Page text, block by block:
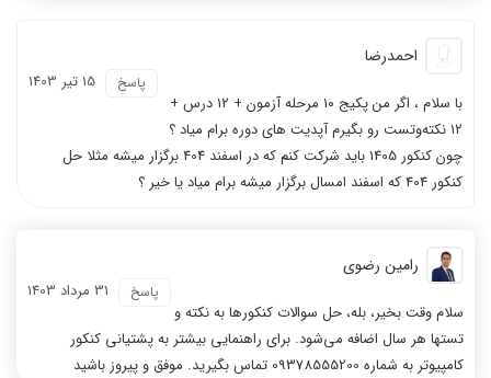
احمدرضا
15 تیر 1403 پاسخ
با سلام ، اگر من پکیج ۱۰ مرحله آزمون + ۱۲ درس +
۱۲ نکته‌و‌تست رو بگیرم آپدیت های دوره برام میاد ؟
چون کنکور 1405 باید شرکت کنم که در اسفند 404 برگزار میشه مثلا حل
کنکور 404 که اسفند امسال برگزار میشه برام میاد یا خیر ؟
رامین رضوی
31 مرداد 1403 پاسخ
سلام وقت بخیر، بله، حل سوالات کنکورها به نکته و
تستها هر سال اضافه می‌شود. برای راهنمایی بیشتر به پشتیانی کنکور
کامپیوتر به شماره 09378555200 تماس بگیرید. موفق و پیروز باشید